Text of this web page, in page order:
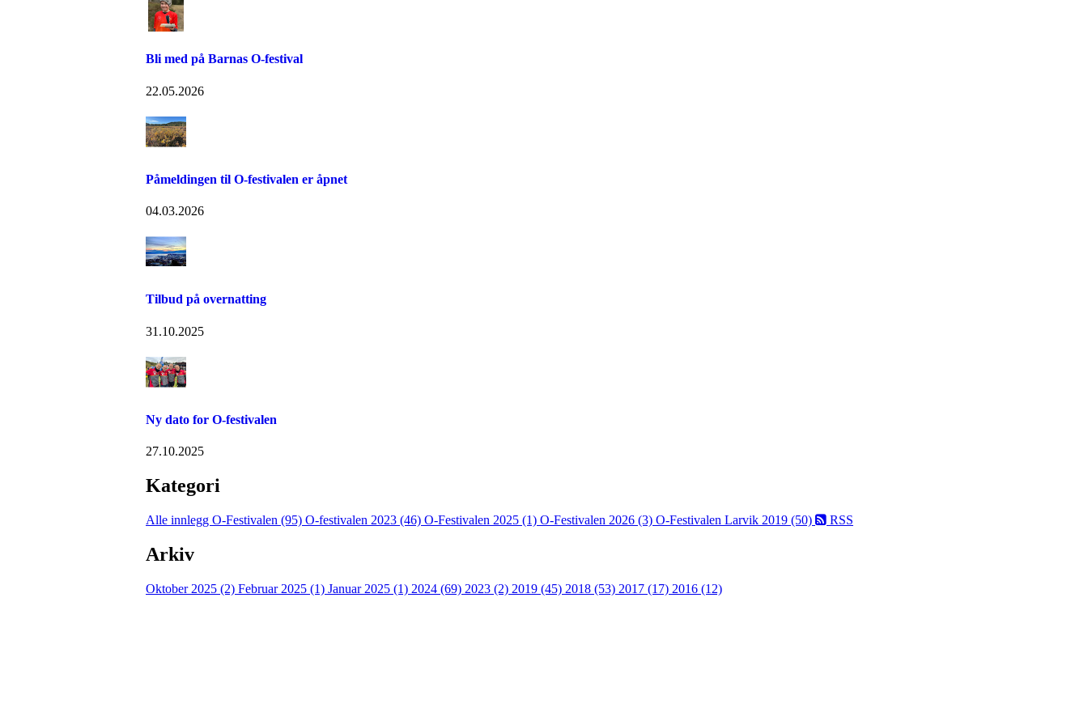
Bli med på Barnas O-festival
22.05.2026
Påmeldingen til O-festivalen er åpnet
04.03.2026
Tilbud på overnatting
31.10.2025
Ny dato for O-festivalen
27.10.2025
Kategori
Alle innlegg O-Festivalen (95) O-festivalen 2023 (46) O-Festivalen 2025 (1) O-Festivalen 2026 (3) O-Festivalen Larvik 2019 (50) RSS
Arkiv
Oktober 2025 (2) Februar 2025 (1) Januar 2025 (1) 2024 (69) 2023 (2) 2019 (45) 2018 (53) 2017 (17) 2016 (12)